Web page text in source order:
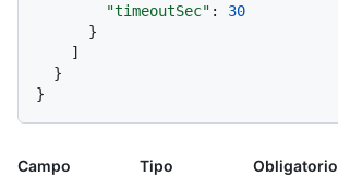
"timeoutSec" :
30
}
]
}
}
Campo Tipo Obligatorio